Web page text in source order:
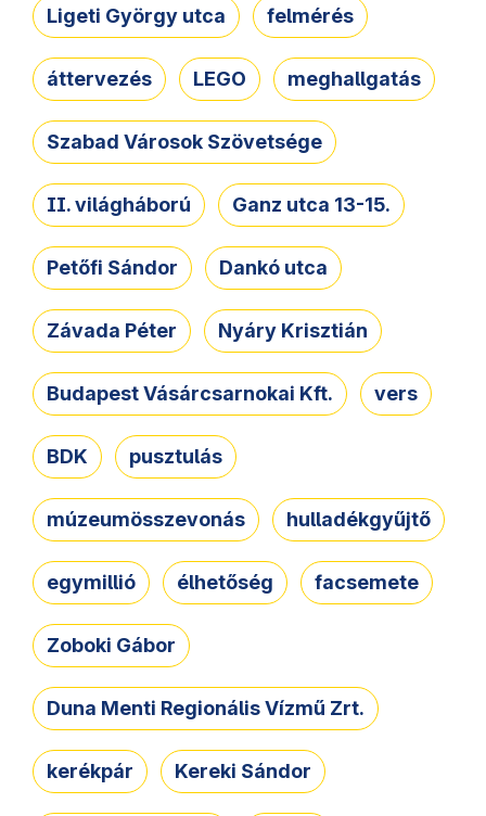
Ligeti György utca felmérés
áttervezés LEGO meghallgatás
Szabad Városok Szövetsége
II. világháború Ganz utca 13-15.
Petőfi Sándor Dankó utca
Závada Péter Nyáry Krisztián
Budapest Vásárcsarnokai Kft. vers
BDK pusztulás
múzeumösszevonás hulladékgyűjtő
egymillió élhetőség facsemete
Zoboki Gábor
Duna Menti Regionális Vízmű Zrt.
kerékpár Kereki Sándor